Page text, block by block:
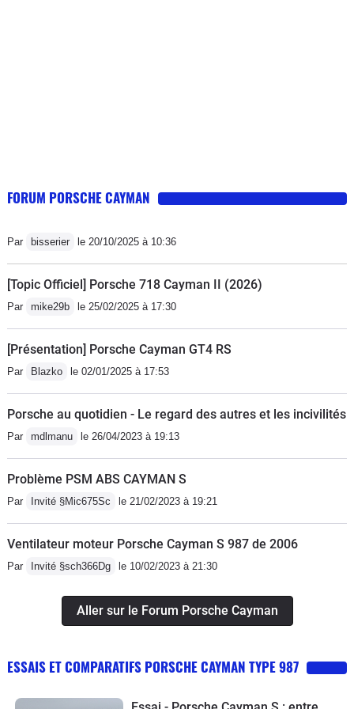
longtemps...encore une fois cela
cote plaisir, il est de tous les instants,
en roulant ou a l'arret, sa ligne est
intemporelle, limite vintage pour la
premiere serie, classique pourrait-on
dire, en tout cas unique et superbe
sous tous les angles.A l'interieur, il y a
largement de la place pour les grands
gabarits (j'ai plus de mal a m'installer
dans une Ford Fiesta recente que
dans ma Cayman...), tout est a sa
c'est bien fini, ergonomique, seul le
des solutions pour moderniser
bluetooth par exemple. La sono n'est
pas des meilleures, mais vous
parleurs !A signaler qu'il y a beaucoup
de rangements, dans les portes, sur la
FORUM PORSCHE CAYMAN
Par bisserier le 20/10/2025 à 10:36
[Topic Officiel] Porsche 718 Cayman II (2026)
Par mike29b le 25/02/2025 à 17:30
[Présentation] Porsche Cayman GT4 RS
Par Blazko le 02/01/2025 à 17:53
Porsche au quotidien - Le regard des autres et les incivilités
Par mdlmanu le 26/04/2023 à 19:13
Problème PSM ABS CAYMAN S
Par Invité §Mic675Sc le 21/02/2023 à 19:21
Ventilateur moteur Porsche Cayman S 987 de 2006
Par Invité §sch366Dg le 10/02/2023 à 21:30
Aller sur le Forum Porsche Cayman
ESSAIS ET COMPARATIFS PORSCHE CAYMAN TYPE 987